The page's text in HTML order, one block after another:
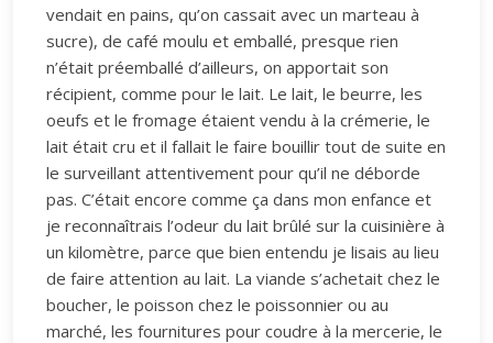
vendait en pains, qu’on cassait avec un marteau à
sucre), de café moulu et emballé, presque rien
n’était préemballé d’ailleurs, on apportait son
récipient, comme pour le lait. Le lait, le beurre, les
oeufs et le fromage étaient vendu à la crémerie, le
lait était cru et il fallait le faire bouillir tout de suite en
le surveillant attentivement pour qu’il ne déborde
pas. C’était encore comme ça dans mon enfance et
je reconnaîtrais l’odeur du lait brûlé sur la cuisinière à
un kilomètre, parce que bien entendu je lisais au lieu
de faire attention au lait. La viande s’achetait chez le
boucher, le poisson chez le poissonnier ou au
marché, les fournitures pour coudre à la mercerie, le